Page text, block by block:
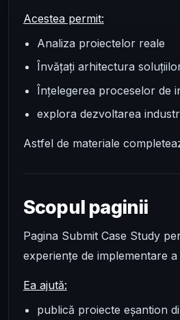
Acestea permit:
Analiza proiectelor reale
Învățați arhitectura
Înțelegerea proceselor de
explora dezvoltarea
Astfel de materiale
Scopul paginii
Pagina Submit Case Study
experiențe de implementare
Ea ajută:
publică proiecte eșantion